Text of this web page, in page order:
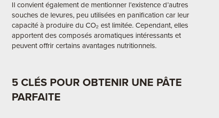
Il convient également de mentionner l’existence d’autres
souches de levures, peu utilisées en panification car leur
capacité à produire du CO₂ est limitée. Cependant, elles
apportent des composés aromatiques intéressants et
peuvent offrir certains avantages nutritionnels.
5 CLÉS POUR OBTENIR UNE PÂTE
PARFAITE